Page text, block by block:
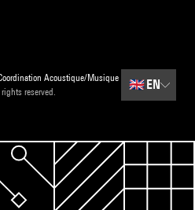
Acoustique/Musique
reserved.
🇬🇧 EN